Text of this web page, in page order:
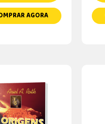
AGORA